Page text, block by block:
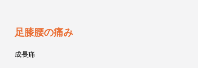
足膝腰の痛み
成長痛